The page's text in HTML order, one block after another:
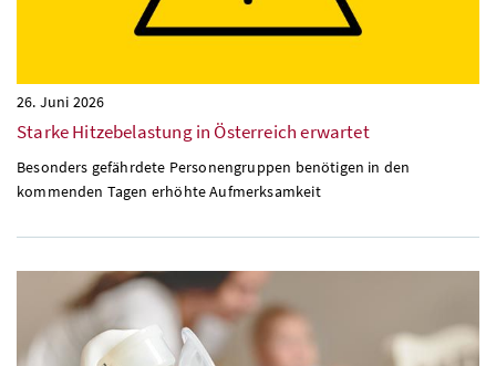
26. Juni 2026
Starke Hitzebelastung in Österreich erwartet
Besonders gefährdete Personengruppen benötigen in den
kommenden Tagen erhöhte Aufmerksamkeit